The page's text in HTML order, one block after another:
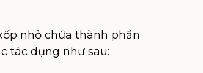
nhỏ chứa thành phần
tác dụng như sau: